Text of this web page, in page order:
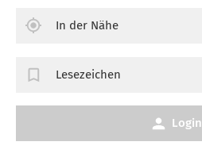
In der Nähe
Lesezeichen
Login